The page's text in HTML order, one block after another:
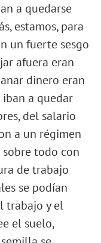
a quedarse
estamos, para
un fuerte sesgo
afuera eran
dinero eran
a quedar
del salario
a un régimen
todo con
de trabajo
se podían
trabajo y el
el suelo,